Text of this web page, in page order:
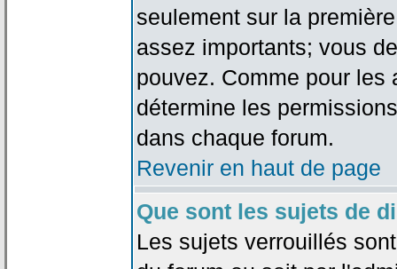
seulement sur la
assez importants; vous
pouvez. Comme pour les
détermine les
dans chaque forum.
Revenir en haut de page
Que sont les sujets de
Les sujets verrouillés